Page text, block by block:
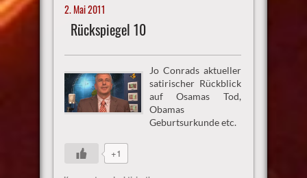
2. Mai 2011
Rückspiegel 10
Jo Conrads aktueller
satirischer Rückblick
auf Osamas Tod,
Obamas
Geburtsurkunde etc.
+1